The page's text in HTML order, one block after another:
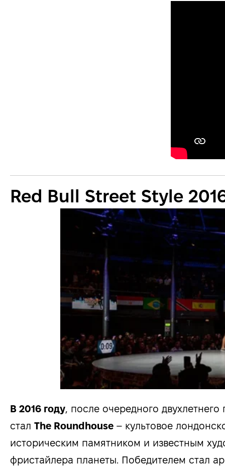
Red Bull Street Style
В 2016 году, после очередного
стал The Roundhouse – культовое
историческим памятником и известным
фристайлера планеты. Победителем стал